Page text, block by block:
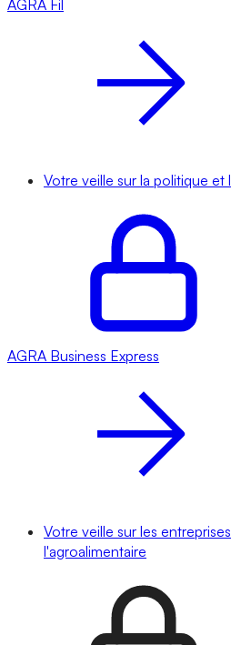
AGRA Fil
Votre veille sur la politique
AGRA Business Express
Votre veille sur les
l'agroalimentaire